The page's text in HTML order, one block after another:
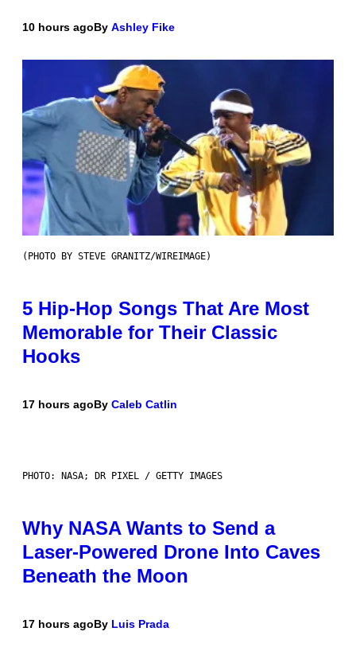
10 hours agoBy Ashley Fike
(PHOTO BY STEVE GRANITZ/WIREIMAGE)
5 Hip-Hop Songs That Are Most
Memorable for Their Classic
Hooks
17 hours agoBy Caleb Catlin
PHOTO: NASA; DR PIXEL / GETTY IMAGES
Why NASA Wants to Send a
Laser-Powered Drone Into Caves
Beneath the Moon
17 hours agoBy Luis Prada